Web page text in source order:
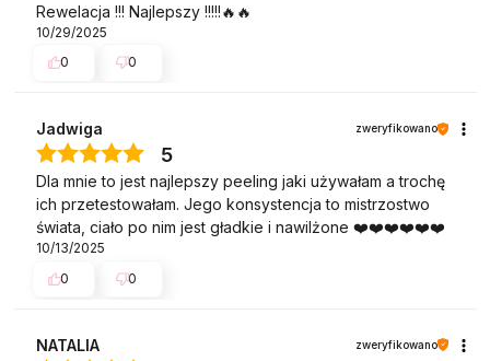
Rewelacja !!! Najlepszy !!!!!🔥🔥
10/29/2025
0
0
Jadwiga zweryfikowano
5
Dla mnie to jest najlepszy peeling jaki używałam a trochę
ich przetestowałam. Jego konsystencja to mistrzostwo
świata, ciało po nim jest gładkie i nawilżone ❤️❤️❤️❤️❤️❤️
10/13/2025
0
0
NATALIA zweryfikowano